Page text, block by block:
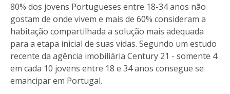
80% dos jovens Portugueses entre 18-34 anos não
gostam de onde vivem e mais de 60% consideram a
habitação compartilhada a solução mais adequada
para a etapa inicial de suas vidas. Segundo um estudo
recente da agência imobiliária Century 21 - somente 4
em cada 10 jovens entre 18 e 34 anos consegue se
emancipar em Portugal.